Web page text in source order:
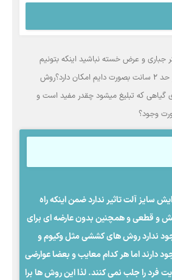
جباری و عرض خسته نباشید اینکه بتونیم
سایز آلت رو زیاد کنیم در حد 2 سانت بصورت دایم امکان دارد؟روش
گیاهی که تبلیغ میشود چقدر مفید است و
وجود؟
سایز آلت تاثیر ندارد ضمن اینکه راه
و قطعی و همچنین بدون عارضه ای برای
ندارد روش های کششی مثل وکیوم و
دارند اما هر کدام معایب و بعضا عوارضی
فرد را جلب نمی کنند. لذا این روش ها برا